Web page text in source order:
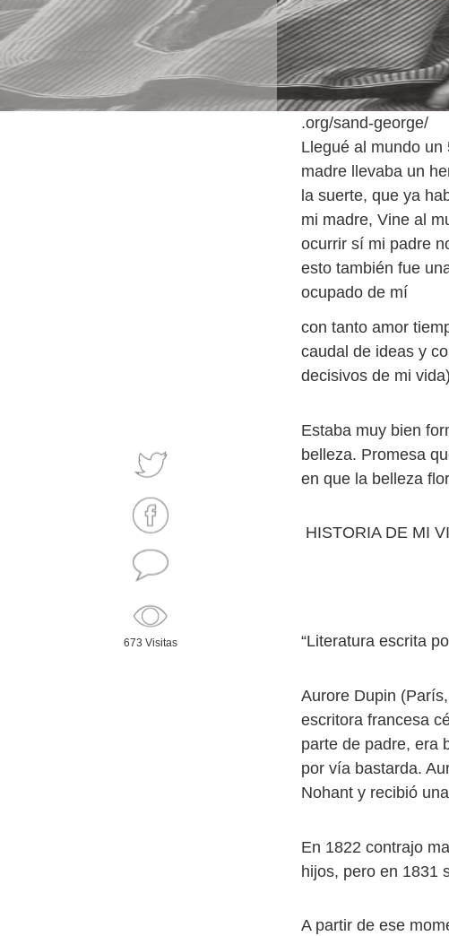
673 Visitas
.org/sand-george/
Llegué al mundo
madre llevaba un
la suerte, que ya
mi madre, Vine al
ocurrir sí mi padre
esto también fue
ocupado de mí
con tanto amor
caudal de ideas y
decisivos de mi
Estaba muy bien
belleza. Promesa
en que la belleza
HISTORIA DE MI
“Literatura escrita
Aurore Dupin
escritora francesa
parte de padre, era
por vía bastarda.
Nohant y recibió
En 1822 contrajo
hijos, pero en 1831
A partir de ese